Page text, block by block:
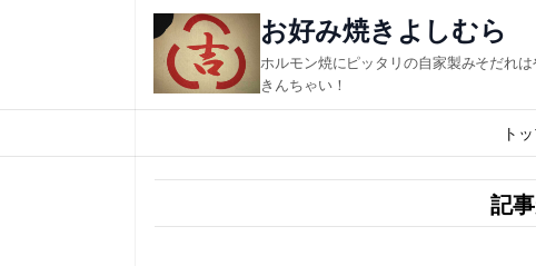
ス
キ
お好み焼きよしむら
ホルモン焼にピッタリの自家製みそだれ
きんちゃい！
ト
記